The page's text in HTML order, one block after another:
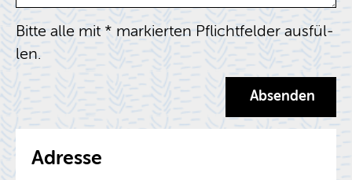
Bitte alle mit * mar­kier­ten Pflicht­fel­der aus­fül­
len.
Adres­se